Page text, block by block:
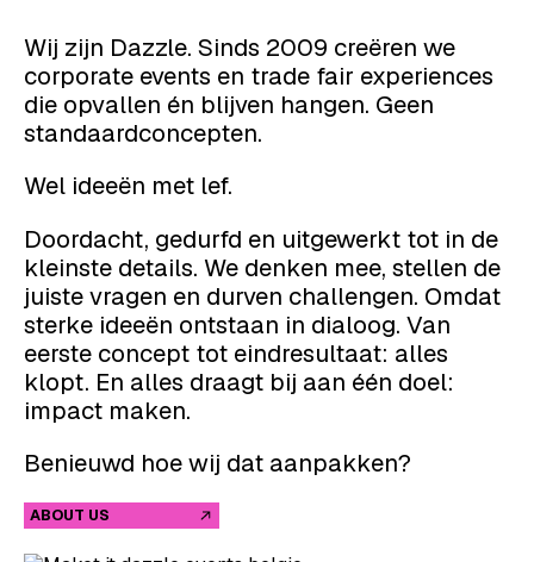
Wij zijn Dazzle. Sinds 2009 creëren we
corporate events en trade fair experiences
die opvallen én blijven hangen. Geen
standaardconcepten.
Wel ideeën met lef.
Doordacht, gedurfd en uitgewerkt tot in de
kleinste details. We denken mee, stellen de
juiste vragen en durven challengen. Omdat
sterke ideeën ontstaan in dialoog. Van
eerste concept tot eindresultaat: alles
klopt. En alles draagt bij aan één doel:
impact maken.
Benieuwd hoe wij dat aanpakken?
ABOUT US